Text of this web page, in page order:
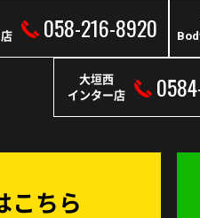
058-216-8920
大垣西
インター店
こちら